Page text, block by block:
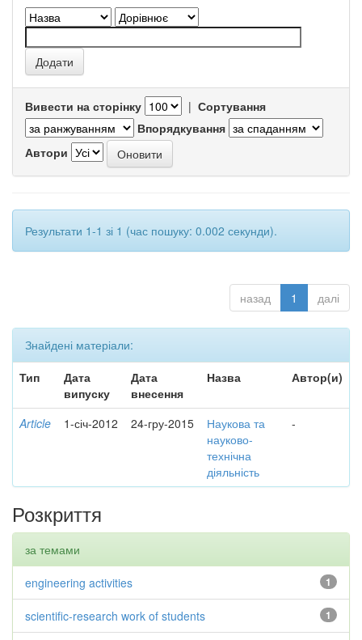
Вивести на сторінку | Сортування
Впорядкування
Автори
Результати 1-1 зі 1 (час пошуку: 0.002 секунди).
назад 1 далі
Знайдені матеріали:
Тип
Дата
випуску
Дата
внесення
Назва Автор(и)
Article 1-січ-2012 24-гру-2015
Наукова та
науково-
технічна
діяльність
-
Розкриття
за темами
1
engineering activities
1
scientific-research work of students